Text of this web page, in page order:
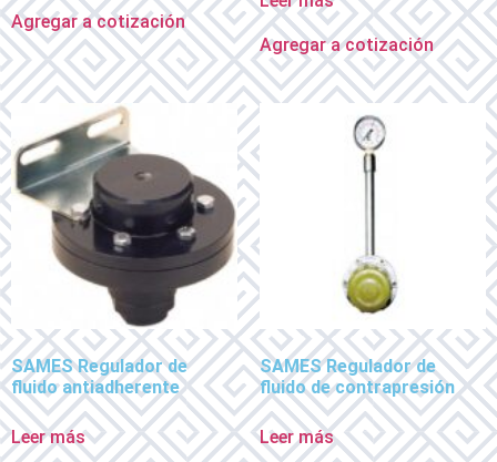
Agregar a cotización
Agregar a cotización
SAMES Regulador de
fluido antiadherente
Leer más
SAMES Regulador de
fluido de contrapresión
Leer más